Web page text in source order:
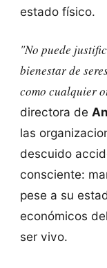
estado físico.
"No puede
bienestar de
como cualquier
directora de
las
descuido
consciente:
pese a su
económicos
ser vivo.